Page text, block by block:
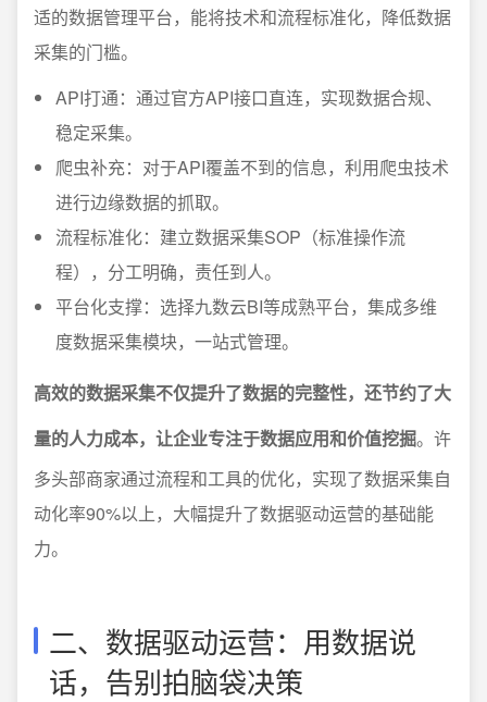
适的数据管理平台，能将技术和流程标准化，降低数据
采集的门槛。
API打通：通过官方API接口直连，实现数据合规、
稳定采集。
爬虫补充：对于API覆盖不到的信息，利用爬虫技术
进行边缘数据的抓取。
流程标准化：建立数据采集SOP（标准操作流
程），分工明确，责任到人。
平台化支撑：选择九数云BI等成熟平台，集成多维
度数据采集模块，一站式管理。
高效的数据采集不仅提升了数据的完整性，还节约了大
量的人力成本，让企业专注于数据应用和价值挖掘。许
多头部商家通过流程和工具的优化，实现了数据采集自
动化率90%以上，大幅提升了数据驱动运营的基础能
力。
二、数据驱动运营：用数据说
话，告别拍脑袋决策